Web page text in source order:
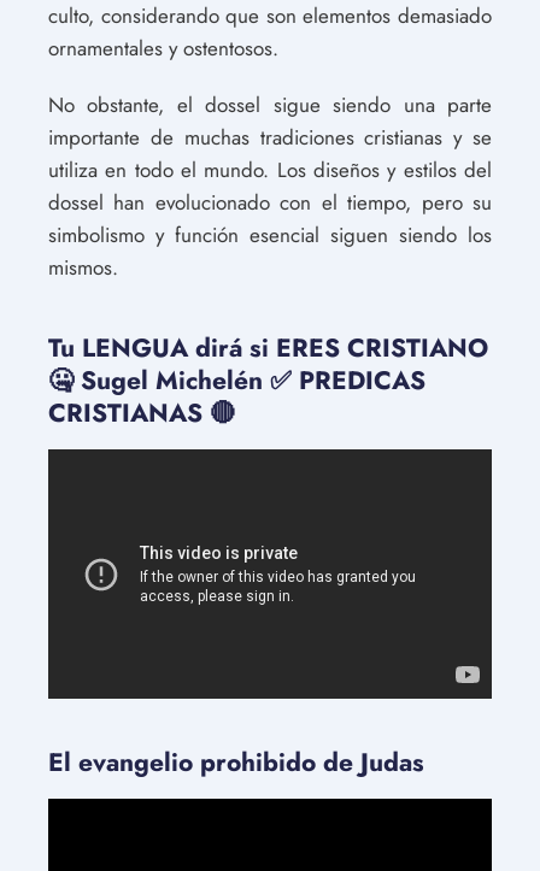
culto, considerando que son elementos demasiado
ornamentales y ostentosos.
No obstante, el dossel sigue siendo una parte
importante de muchas tradiciones cristianas y se
utiliza en todo el mundo. Los diseños y estilos del
dossel han evolucionado con el tiempo, pero su
simbolismo y función esencial siguen siendo los
mismos.
Tu LENGUA dirá si ERES CRISTIANO
🤐 Sugel Michelén ✅ PREDICAS
CRISTIANAS 🔴
El evangelio prohibido de Judas